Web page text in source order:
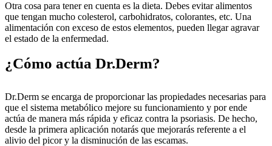
Otra cosa para tener en cuenta es la dieta. Debes evitar alimentos
que tengan mucho colesterol, carbohidratos, colorantes, etc. Una
alimentación con exceso de estos elementos, pueden llegar agravar
el estado de la enfermedad.
¿Cómo actúa Dr.Derm?
Dr.Derm se encarga de proporcionar las propiedades necesarias para
que el sistema metabólico mejore su funcionamiento y por ende
actúa de manera más rápida y eficaz contra la psoriasis. De hecho,
desde la primera aplicación notarás que mejorarás referente a el
alivio del picor y la disminución de las escamas.